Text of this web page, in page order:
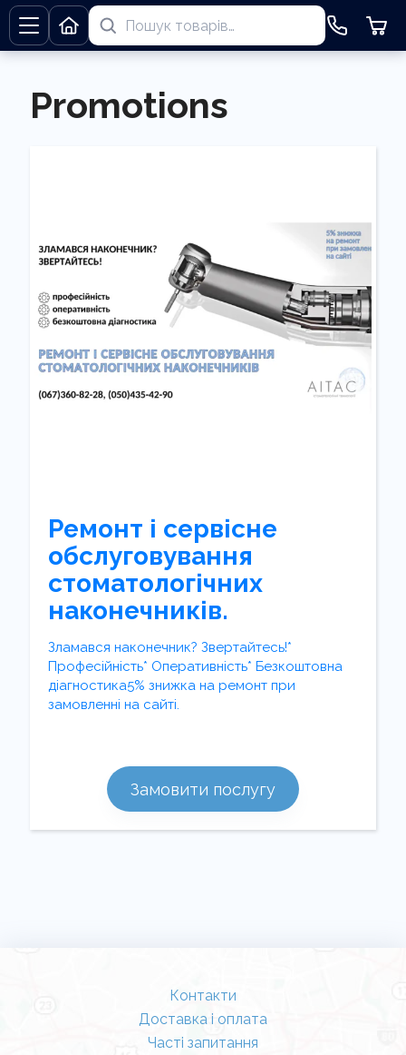
Promotions
Ремонт і сервісне
обслуговування
стоматологічних
наконечників.
Зламався наконечник? Звертайтесь!*
Професійність* Оперативність* Безкоштовна
діагностика5% знижка на ремонт при
замовленні на сайті.
Замовити послугу
Контакти
Доставка і оплата
Часті запитання